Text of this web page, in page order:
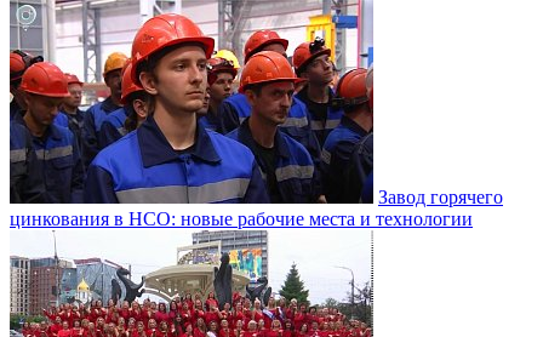
Завод горячего
цинкования в НСО: новые рабочие места и технологии